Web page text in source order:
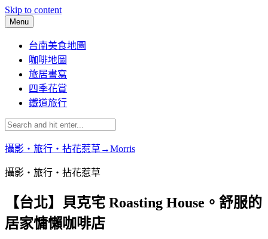
Skip to content
Menu
台南美食地圖
咖啡地圖
旅居書寫
四季花賞
鐵道旅行
攝影‧旅行‧拈花惹草→Morris
攝影‧旅行‧拈花惹草
【台北】貝克宅 Roasting House。舒服的
居家慵懶咖啡店